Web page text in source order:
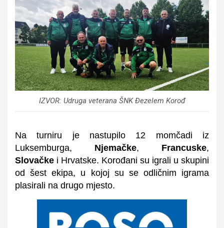
IZVOR: Udruga veterana ŠNK Đezelem Korođ
Na turniru je nastupilo 12 momčadi iz
Luksemburga, Njemačke, Francuske,
Slovačke i Hrvatske. Korođani su igrali u skupini
od šest ekipa, u kojoj su se odličnim igrama
plasirali na drugo mjesto.